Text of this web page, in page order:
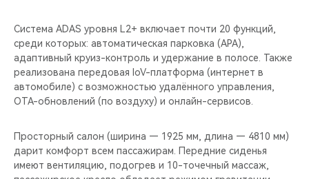
Система ADAS уровня L2+ включает почти 20 функций,
среди которых: автоматическая парковка (APA),
адаптивный круиз-контроль и удержание в полосе. Также
реализована передовая IoV-платформа (интернет в
автомобиле) с возможностью удалённого управления,
OTA-обновлений (по воздуху) и онлайн-сервисов.
Просторный салон (ширина — 1925 мм, длина — 4810 мм)
дарит комфорт всем пассажирам. Передние сиденья
имеют вентиляцию, подогрев и 10-точечный массаж,